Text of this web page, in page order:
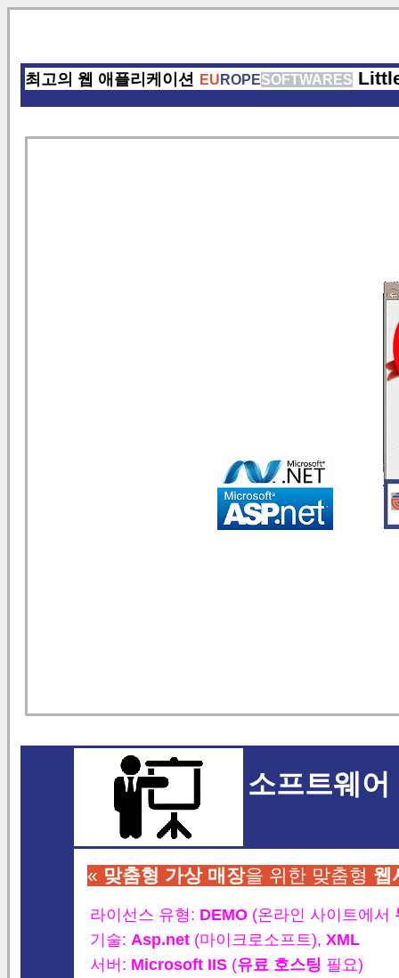
최고의 웹 애플리케이션 EU ROPESOFTWARES
소프트웨어
« 맞춤형 가상 매장을 위한 맞춤형 웹
라이선스 유형: DEMO (온라인 사이트에서
기술: Asp.net (마이크로소프트), XML
서버: Microsoft IIS (유료 호스팅 필요)